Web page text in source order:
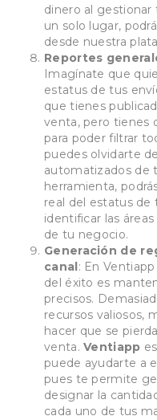
dinero al gestionar
un solo lugar,
desde nuestra
Reportes
Imagínate que
estatus de tus
que tienes
venta, pero tienes
para poder filtrar
puedes olvidarte
automatizados de
herramienta,
real del estatus de
identificar las
de tu negocio.
Generación de
canal: En
del éxito es
precisos.
recursos valiosos,
hacer que se
venta.Ventiapp
puede ayudarte a
pues te permite
designar la
cada uno de tus